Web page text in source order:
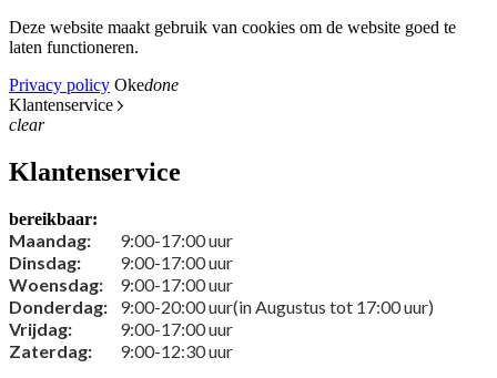
Deze website maakt gebruik van cookies om de website goed te
laten functioneren.
Privacy policy Okedone
Klantenservice
clear
Klantenservice
bereikbaar:
Maandag:
9:00-17:00 uur
Dinsdag:
9:00-17:00 uur
Woensdag:
9:00-17:00 uur
Donderdag:
9:00-20:00 uur(in Augustus tot 17:00 uur)
Vrijdag:
9:00-17:00 uur
Zaterdag:
9:00-12:30 uur